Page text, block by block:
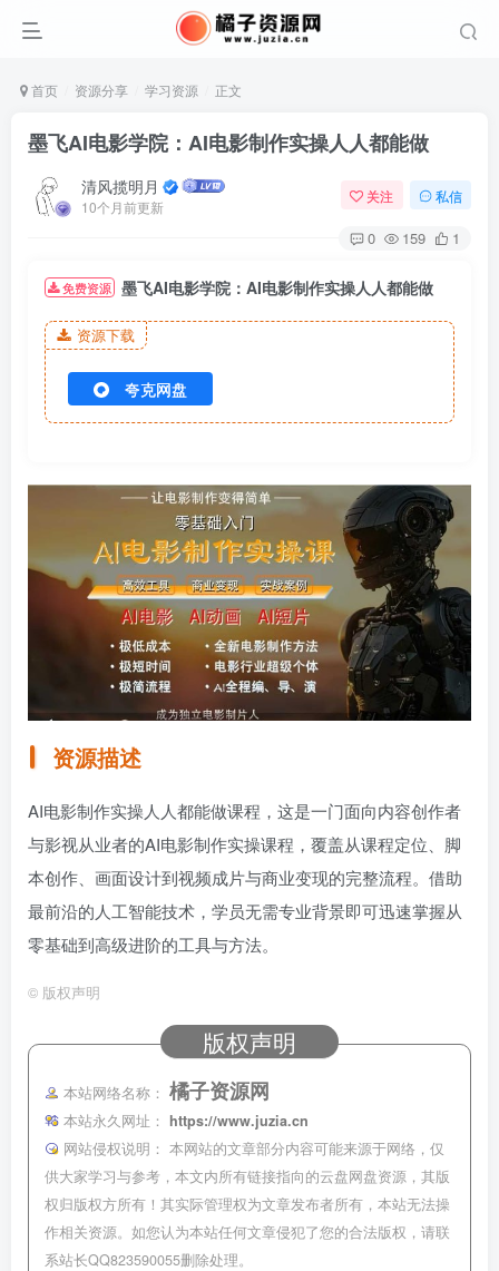
首页 资源分享 学习资源 正文
墨飞AI电影学院：AI电影制作实操人人都能做
清风揽明月
10个月前更新
关注 私信
0 159 1
免费资源 墨飞AI电影学院：AI电影制作实操人人都能做
资源下载
夸克网盘
资源描述
AI电影制作实操人人都能做课程，这是一门面向内容创作者
与影视从业者的AI电影制作实操课程，覆盖从课程定位、脚
本创作、画面设计到视频成片与商业变现的完整流程。借助
最前沿的人工智能技术，学员无需专业背景即可迅速掌握从
零基础到高级进阶的工具与方法。
© 版权声明
版权声明
本站网络名称： 橘子资源网
本站永久网址：
https://www.juzia.cn
网站侵权说明： 本网站的文章部分内容可能来源于网络，仅
供大家学习与参考，本文内所有链接指向的云盘网盘资源，其版
权归版权方所有！其实际管理权为文章发布者所有，本站无法操
作相关资源。如您认为本站任何文章侵犯了您的合法版权，请联
系站长QQ823590055删除处理。